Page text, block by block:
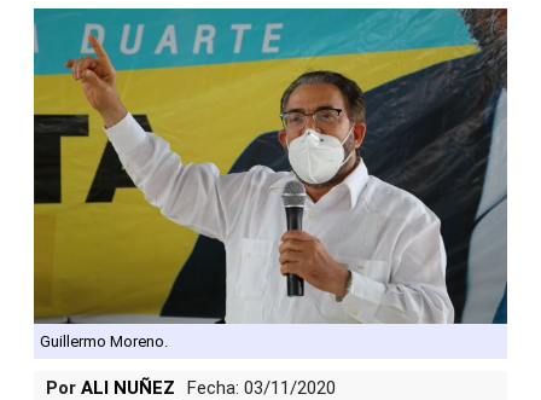
Guillermo Moreno.
Por ALI NUÑEZ
Fecha: 03/11/2020